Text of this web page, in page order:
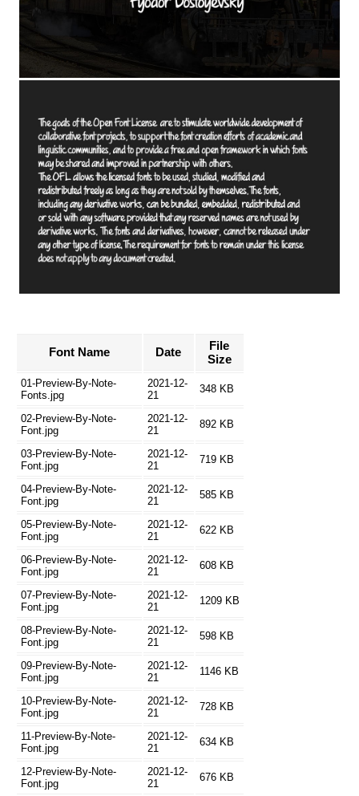
Font Name Date
File
Size
01-Preview-By-Note-
Fonts.jpg
2021-12-
21
348 KB
02-Preview-By-Note-
Font.jpg
2021-12-
21
892 KB
03-Preview-By-Note-
Font.jpg
2021-12-
21
719 KB
04-Preview-By-Note-
Font.jpg
2021-12-
21
585 KB
05-Preview-By-Note-
Font.jpg
2021-12-
21
622 KB
06-Preview-By-Note-
Font.jpg
2021-12-
21
608 KB
07-Preview-By-Note-
Font.jpg
2021-12-
21
1209 KB
08-Preview-By-Note-
Font.jpg
2021-12-
21
598 KB
09-Preview-By-Note-
Font.jpg
2021-12-
21
1146 KB
10-Preview-By-Note-
Font.jpg
2021-12-
21
728 KB
11-Preview-By-Note-
Font.jpg
2021-12-
21
634 KB
12-Preview-By-Note-
Font.jpg
2021-12-
21
676 KB